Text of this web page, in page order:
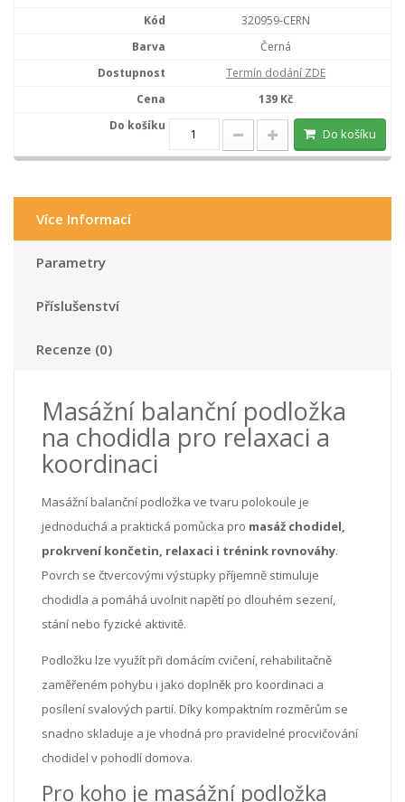
320959-CERN
Černá
Termín dodání ZDE
139 Kč
Do košíku
Více Informací
Parametry
Příslušenství
Recenze (0)
Masážní balanční podložka
na chodidla pro relaxaci a
koordinaci
Masážní balanční podložka ve tvaru polokoule je
jednoduchá a praktická pomůcka pro masáž chodidel,
prokrvení končetin, relaxaci i trénink rovnováhy.
Povrch se čtvercovými výstupky příjemně stimuluje
chodidla a pomáhá uvolnit napětí po dlouhém sezení,
stání nebo fyzické aktivitě.
Podložku lze využít při domácím cvičení, rehabilitačně
zaměřeném pohybu i jako doplněk pro koordinaci a
posílení svalových partií. Díky kompaktním rozměrům se
snadno skladuje a je vhodná pro pravidelné procvičování
chodidel v pohodlí domova.
Pro koho je masážní podložka